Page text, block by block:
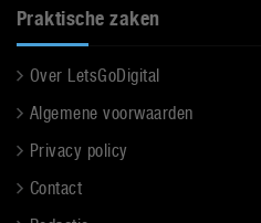
Praktische zaken
Over LetsGoDigital
Algemene voorwaarden
Privacy policy
Contact